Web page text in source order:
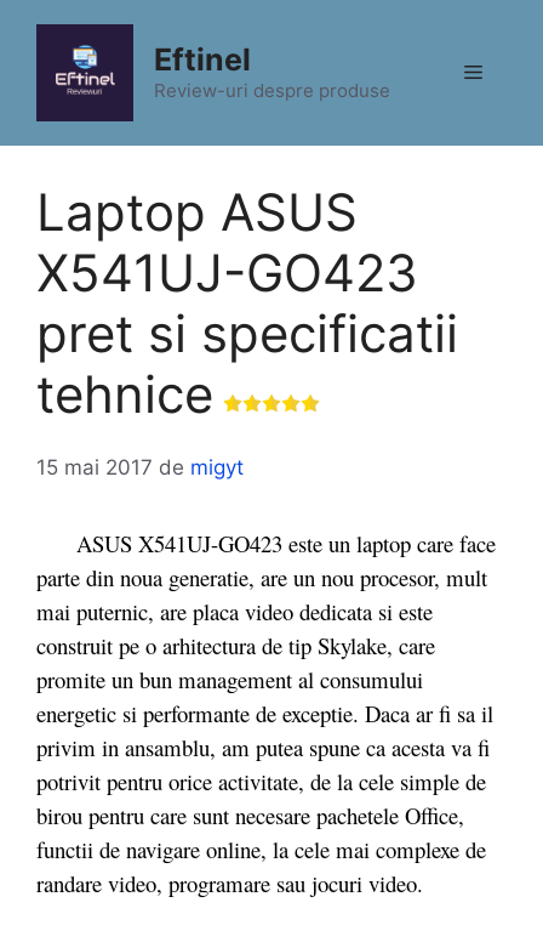
conținut
Eftinel
Review-uri despre produse
Meniu
Laptop ASUS
X541UJ-GO423
pret si specificatii
tehnice
15 mai 2017 de migyt
ASUS X541UJ-GO423 este un laptop care face
parte din noua generatie, are un nou procesor, mult
mai puternic, are placa video dedicata si este
construit pe o arhitectura de tip Skylake, care
promite un bun management al consumului
energetic si performante de exceptie. Daca ar fi sa il
privim in ansamblu, am putea spune ca acesta va fi
potrivit pentru orice activitate, de la cele simple de
birou pentru care sunt necesare pachetele Office,
functii de navigare online, la cele mai complexe de
randare video, programare sau jocuri video.